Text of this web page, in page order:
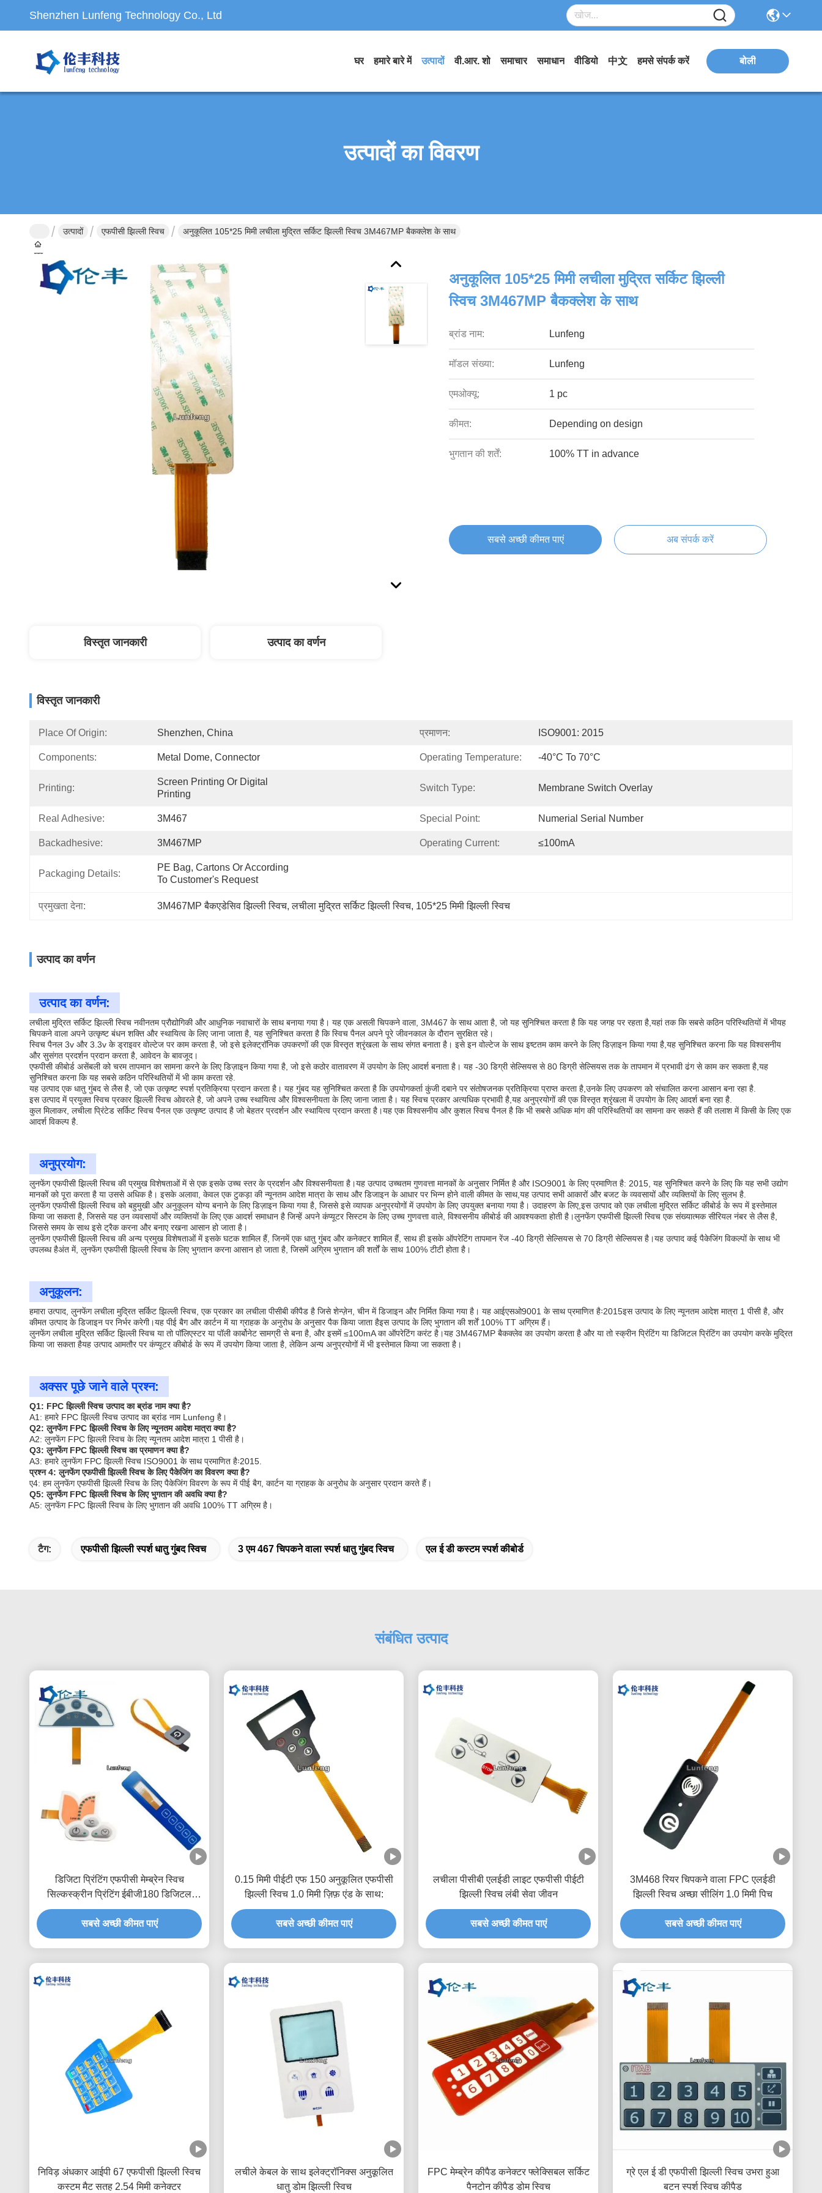
Shenzhen Lunfeng Technology Co., Ltd
घर हमारे बारे में उत्पादों वी.आर. शो समाचार समाधान वीडियो 中文 हमसे संपर्क करें बोली
उत्पादों का विवरण
घर
उत्पादों एफपीसी झिल्ली स्विच अनुकूलित 105*25 मिमी लचीला मुद्रित सर्किट झिल्ली स्विच 3M467MP बैकक्लेश के साथ
अनुकूलित 105*25 मिमी लचीला मुद्रित सर्किट झिल्ली
स्विच 3M467MP बैकक्लेश के साथ
ब्रांड नाम: Lunfeng
मॉडल संख्या: Lunfeng
एमओक्यू: 1 pc
कीमत: Depending on design
भुगतान की शर्तें: 100% TT in advance
सबसे अच्छी कीमत पाएं अब संपर्क करें
विस्तृत जानकारी उत्पाद का वर्णन
विस्तृत जानकारी
Place Of Origin: Shenzhen, China प्रमाणन: ISO9001: 2015
Components: Metal Dome, Connector Operating Temperature: -40°C To 70°C
Printing:
Screen Printing Or Digital
Printing
Switch Type: Membrane Switch Overlay
Real Adhesive: 3M467 Special Point: Numerial Serial Number
Backadhesive: 3M467MP Operating Current: ≤100mA
Packaging Details:
PE Bag, Cartons Or According
To Customer's Request
प्रमुखता देना: 3M467MP बैकएडेसिव झिल्ली स्विच, लचीला मुद्रित सर्किट झिल्ली स्विच, 105*25 मिमी झिल्ली स्विच
उत्पाद का वर्णन
उत्पाद का वर्णन:
लचीला मुद्रित सर्किट झिल्ली स्विच नवीनतम प्रौद्योगिकी और आधुनिक नवाचारों के साथ बनाया गया है। यह एक असली चिपकने वाला, 3M467 के साथ आता है, जो यह सुनिश्चित करता है कि यह जगह पर रहता है,यहां तक कि सबसे कठिन परिस्थितियों में भीयह
चिपकने वाला अपने उत्कृष्ट बंधन शक्ति और स्थायित्व के लिए जाना जाता है, यह सुनिश्चित करता है कि स्विच पैनल अपने पूरे जीवनकाल के दौरान सुरक्षित रहे।
स्विच पैनल 3v और 3.3v के ड्राइवर वोल्टेज पर काम करता है, जो इसे इलेक्ट्रॉनिक उपकरणों की एक विस्तृत श्रृंखला के साथ संगत बनाता है। इसे इन वोल्टेज के साथ इष्टतम काम करने के लिए डिज़ाइन किया गया है,यह सुनिश्चित करना कि यह विश्वसनीय
और सुसंगत प्रदर्शन प्रदान करता है, आवेदन के बावजूद।
एफपीसी कीबोर्ड असेंबली को चरम तापमान का सामना करने के लिए डिज़ाइन किया गया है, जो इसे कठोर वातावरण में उपयोग के लिए आदर्श बनाता है। यह -30 डिग्री सेल्सियस से 80 डिग्री सेल्सियस तक के तापमान में प्रभावी ढंग से काम कर सकता है,यह
सुनिश्चित करना कि यह सबसे कठिन परिस्थितियों में भी काम करता रहे.
यह उत्पाद एक धातु गुंबद से लैस है, जो एक उत्कृष्ट स्पर्श प्रतिक्रिया प्रदान करता है। यह गुंबद यह सुनिश्चित करता है कि उपयोगकर्ता कुंजी दबाने पर संतोषजनक प्रतिक्रिया प्राप्त करता है,उनके लिए उपकरण को संचालित करना आसान बना रहा है.
इस उत्पाद में प्रयुक्त स्विच प्रकार झिल्ली स्विच ओवरले है, जो अपने उच्च स्थायित्व और विश्वसनीयता के लिए जाना जाता है। यह स्विच प्रकार अत्यधिक प्रभावी है,यह अनुप्रयोगों की एक विस्तृत श्रृंखला में उपयोग के लिए आदर्श बना रहा है.
कुल मिलाकर, लचीला प्रिंटेड सर्किट स्विच पैनल एक उत्कृष्ट उत्पाद है जो बेहतर प्रदर्शन और स्थायित्व प्रदान करता है।यह एक विश्वसनीय और कुशल स्विच पैनल है कि भी सबसे अधिक मांग की परिस्थितियों का सामना कर सकते हैं की तलाश में किसी के लिए एक
आदर्श विकल्प है.
अनुप्रयोग:
लुनफेंग एफपीसी झिल्ली स्विच की प्रमुख विशेषताओं में से एक इसके उच्च स्तर के प्रदर्शन और विश्वसनीयता है।यह उत्पाद उच्चतम गुणवत्ता मानकों के अनुसार निर्मित है और ISO9001 के लिए प्रमाणित है: 2015, यह सुनिश्चित करने के लिए कि यह सभी उद्योग
मानकों को पूरा करता है या उससे अधिक है। इसके अलावा, केवल एक टुकड़ा की न्यूनतम आदेश मात्रा के साथ और डिजाइन के आधार पर भिन्न होने वाली कीमत के साथ,यह उत्पाद सभी आकारों और बजट के व्यवसायों और व्यक्तियों के लिए सुलभ है.
लुनफेंग एफपीसी झिल्ली स्विच को बहुमुखी और अनुकूलन योग्य बनाने के लिए डिज़ाइन किया गया है, जिससे इसे व्यापक अनुप्रयोगों में उपयोग के लिए उपयुक्त बनाया गया है। उदाहरण के लिए,इस उत्पाद को एक लचीला मुद्रित सर्किट कीबोर्ड के रूप में इस्तेमाल
किया जा सकता है, जिससे यह उन व्यवसायों और व्यक्तियों के लिए एक आदर्श समाधान है जिन्हें अपने कंप्यूटर सिस्टम के लिए उच्च गुणवत्ता वाले, विश्वसनीय कीबोर्ड की आवश्यकता होती है।लुनफेंग एफपीसी झिल्ली स्विच एक संख्यात्मक सीरियल नंबर से लैस है,
जिससे समय के साथ इसे ट्रैक करना और बनाए रखना आसान हो जाता है।
लुनफेंग एफपीसी झिल्ली स्विच की अन्य प्रमुख विशेषताओं में इसके घटक शामिल हैं, जिनमें एक धातु गुंबद और कनेक्टर शामिल हैं, साथ ही इसके ऑपरेटिंग तापमान रेंज -40 डिग्री सेल्सियस से 70 डिग्री सेल्सियस है।यह उत्पाद कई पैकेजिंग विकल्पों के साथ भी
उपलब्ध हैअंत में, लुनफेंग एफपीसी झिल्ली स्विच के लिए भुगतान करना आसान हो जाता है, जिसमें अग्रिम भुगतान की शर्तों के साथ 100% टीटी होता है।
अनुकूलन:
हमारा उत्पाद, लुनफेंग लचीला मुद्रित सर्किट झिल्ली स्विच, एक प्रकार का लचीला पीसीबी कीपैड है जिसे शेन्ज़ेन, चीन में डिजाइन और निर्मित किया गया है। यह आईएसओ9001 के साथ प्रमाणित हैः2015इस उत्पाद के लिए न्यूनतम आदेश मात्रा 1 पीसी है, और
कीमत उत्पाद के डिजाइन पर निर्भर करेगी।यह पीई बैग और कार्टन में या ग्राहक के अनुरोध के अनुसार पैक किया जाता हैइस उत्पाद के लिए भुगतान की शर्तें 100% TT अग्रिम हैं।
लुनफेंग लचीला मुद्रित सर्किट झिल्ली स्विच या तो पॉलिएस्टर या पॉली कार्बोनेट सामग्री से बना है, और इसमें ≤100mA का ऑपरेटिंग करंट है।यह 3M467MP बैकक्लेव का उपयोग करता है और या तो स्क्रीन प्रिंटिंग या डिजिटल प्रिंटिंग का उपयोग करके मुद्रित
किया जा सकता हैयह उत्पाद आमतौर पर कंप्यूटर कीबोर्ड के रूप में उपयोग किया जाता है, लेकिन अन्य अनुप्रयोगों में भी इस्तेमाल किया जा सकता है।
अक्सर पूछे जाने वाले प्रश्न:
Q1: FPC झिल्ली स्विच उत्पाद का ब्रांड नाम क्या है?
A1: हमारे FPC झिल्ली स्विच उत्पाद का ब्रांड नाम Lunfeng है।
Q2: लुनफेंग FPC झिल्ली स्विच के लिए न्यूनतम आदेश मात्रा क्या है?
A2: लुनफेंग FPC झिल्ली स्विच के लिए न्यूनतम आदेश मात्रा 1 पीसी है।
Q3: लुनफेंग FPC झिल्ली स्विच का प्रमाणन क्या है?
A3: हमारे लुनफेंग FPC झिल्ली स्विच ISO9001 के साथ प्रमाणित हैः2015.
प्रश्न 4: लुनफेंग एफपीसी झिल्ली स्विच के लिए पैकेजिंग का विवरण क्या है?
ए4: हम लुनफेंग एफपीसी झिल्ली स्विच के लिए पैकेजिंग विवरण के रूप में पीई बैग, कार्टन या ग्राहक के अनुरोध के अनुसार प्रदान करते हैं।
Q5: लुनफेंग FPC झिल्ली स्विच के लिए भुगतान की अवधि क्या है?
A5: लुनफेंग FPC झिल्ली स्विच के लिए भुगतान की अवधि 100% TT अग्रिम है।
टैग: एफपीसी झिल्ली स्पर्श धातु गुंबद स्विच 3 एम 467 चिपकने वाला स्पर्श धातु गुंबद स्विच एल ई डी कस्टम स्पर्श कीबोर्ड
संबंधित उत्पाद
डिजिटा प्रिंटिंग एफपीसी मेम्ब्रेन स्विच
सिल्कस्क्रीन प्रिंटिंग ईबीजी180 डिजिटल
कीपैड स्विच
सबसे अच्छी कीमत पाएं
0.15 मिमी पीईटी एफ 150 अनुकूलित एफपीसी
झिल्ली स्विच 1.0 मिमी ज़िफ़ एंड के साथ:
सबसे अच्छी कीमत पाएं
लचीला पीसीबी एलईडी लाइट एफपीसी पीईटी
झिल्ली स्विच लंबी सेवा जीवन
सबसे अच्छी कीमत पाएं
3M468 रियर चिपकने वाला FPC एलईडी
झिल्ली स्विच अच्छा सीलिंग 1.0 मिमी पिच
सबसे अच्छी कीमत पाएं
निविड़ अंधकार आईपी 67 एफपीसी झिल्ली स्विच
कस्टम मैट सतह 2.54 मिमी कनेक्टर
लचीले केबल के साथ इलेक्ट्रॉनिक्स अनुकूलित
धातु डोम झिल्ली स्विच
FPC मेम्ब्रेन कीपैड कनेक्टर फ्लेक्सिबल सर्किट
पैनटोन कीपैड डोम स्विच
ग्रे एल ई डी एफपीसी झिल्ली स्विच उभरा हुआ
बटन स्पर्श स्विच कीपैड